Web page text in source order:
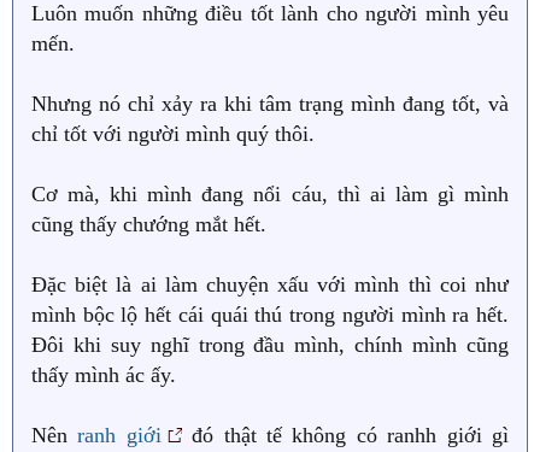
Luôn muốn những điều tốt lành cho người mình yêu
mến.
Nhưng nó chỉ xảy ra khi tâm trạng mình đang tốt, và
chỉ tốt với người mình quý thôi.
Cơ mà, khi mình đang nổi cáu, thì ai làm gì mình
cũng thấy chướng mắt hết.
Đặc biệt là ai làm chuyện xấu với mình thì coi như
mình bộc lộ hết cái quái thú trong người mình ra hết.
Đôi khi suy nghĩ trong đầu mình, chính mình cũng
thấy mình ác ấy.
Nênranh giới
đó thật tế không có ranhh giới gì